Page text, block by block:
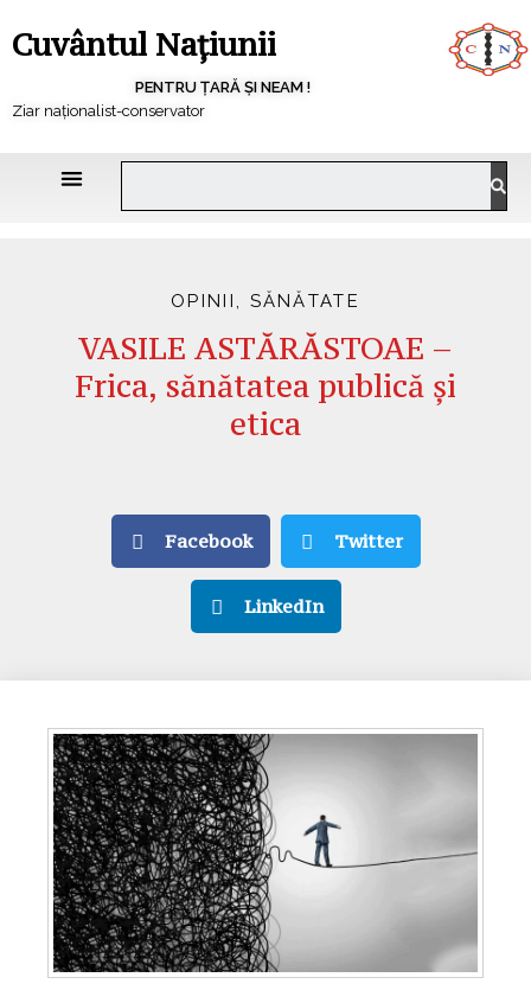
Cuvântul Națiunii
PENTRU ȚARĂ ȘI NEAM !
Ziar naționalist-conservator
OPINII, SĂNĂTATE
VASILE ASTĂRĂSTOAE –
Frica, sănătatea publică și
etica
Facebook Twitter
LinkedIn